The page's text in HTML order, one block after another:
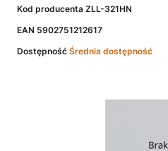
Kod producenta ZLL-321HN
EAN 5902751212617
Dostępność Średnia dostępność